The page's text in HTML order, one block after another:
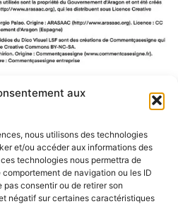
aux
nous utilisons des technologies
et/ou accéder aux informations des
technologies nous permettra de
de navigation ou les ID
pas consentir ou de retirer son
négatif sur certaines caractéristiques
M
s
e
n
g
e
P
t
a
g
e
r